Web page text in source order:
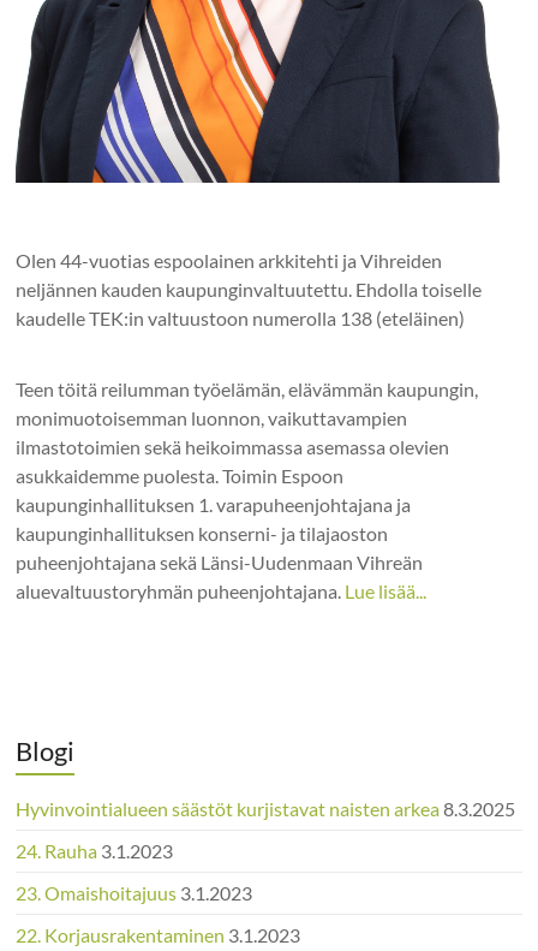
Olen 44-vuotias espoolainen arkkitehti ja Vihreiden
neljännen kauden kaupunginvaltuutettu. Ehdolla toiselle
kaudelle TEK:in valtuustoon numerolla 138 (eteläinen)
Teen töitä reilumman työelämän, elävämmän kaupungin,
monimuotoisemman luonnon, vaikuttavampien
ilmastotoimien sekä heikoimmassa asemassa olevien
asukkaidemme puolesta. Toimin Espoon
kaupunginhallituksen 1. varapuheenjohtajana ja
kaupunginhallituksen konserni- ja tilajaoston
puheenjohtajana sekä Länsi-Uudenmaan Vihreän
aluevaltuustoryhmän puheenjohtajana. Lue lisää...
Blogi
Hyvinvointialueen säästöt kurjistavat naisten arkea8.3.2025
24. Rauha 3.1.2023
23. Omaishoitajuus 3.1.2023
22. Korjausrakentaminen 3.1.2023